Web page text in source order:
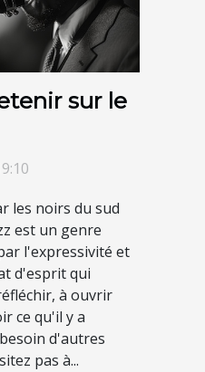
sur le
les noirs du sud
est un genre
l'expressivité et
d'esprit qui
à ouvrir
ce qu'il y a
d'autres
pas à...